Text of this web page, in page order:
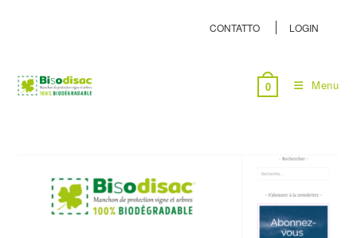
CONTATTO LOGIN
0 Menu